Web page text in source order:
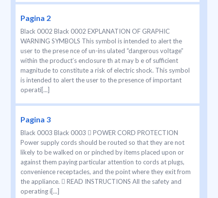
Pagina 2
Black 0002 Black 0002 EXPLANATION OF GRAPHIC
WARNING SYMBOLS This symbol is intended to alert the
user to the prese nce of un-ins ulated “dangerous voltage”
within the product’s enclosure th at may b e of sufficient
magnitude to constitute a risk of electric shock. This symbol
is intended to alert the user to the presence of important
operati[...]
Pagina 3
Black 0003 Black 0003  POWER CORD PROTECTION
Power supply cords should be routed so that they are not
likely to be walked on or pinched by items placed upon or
against them paying particular attention to cords at plugs,
convenience receptacles, and the point where they exit from
the appliance.  READ INSTRUCTIONS All the safety and
operating i[...]